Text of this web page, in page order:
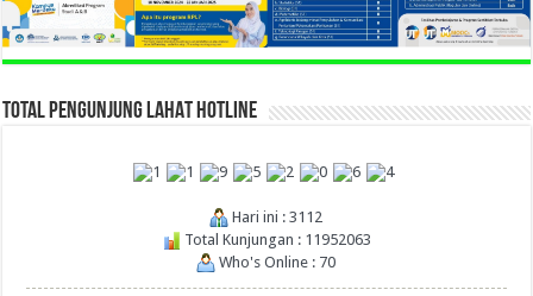
TOTAL PENGUNJUNG LAHAT HOTLINE
Hari ini : 3112
Total Kunjungan : 11952063
Who's Online : 70